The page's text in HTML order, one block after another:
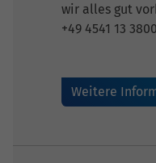
wir alles gut
+49 4541 13
Weitere